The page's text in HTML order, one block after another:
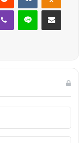
Viber Line E-Posta ile